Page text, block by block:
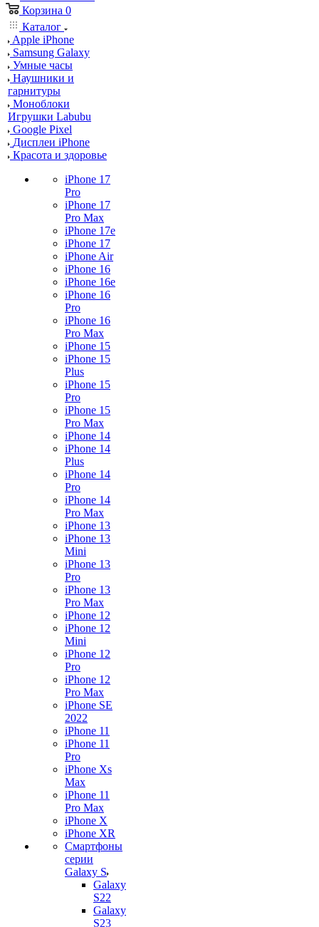
Корзина 0
Каталог
Apple iPhone
Samsung Galaxy
Умные часы
Наушники и
гарнитуры
Моноблоки
Игрушки Labubu
Google Pixel
Дисплеи iPhone
Красота и здоровье
iPhone 17
Pro
iPhone 17
Pro Max
iPhone 17e
iPhone 17
iPhone Air
iPhone 16
iPhone 16e
iPhone 16
Pro
iPhone 16
Pro Max
iPhone 15
iPhone 15
Plus
iPhone 15
Pro
iPhone 15
Pro Max
iPhone 14
iPhone 14
Plus
iPhone 14
Pro
iPhone 14
Pro Max
iPhone 13
iPhone 13
Mini
iPhone 13
Pro
iPhone 13
Pro Max
iPhone 12
iPhone 12
Mini
iPhone 12
Pro
iPhone 12
Pro Max
iPhone SE
2022
iPhone 11
iPhone 11
Pro
iPhone Xs
Max
iPhone 11
Pro Max
iPhone X
iPhone XR
Смартфоны
серии
Galaxy S
Galaxy
S22
Galaxy
S23